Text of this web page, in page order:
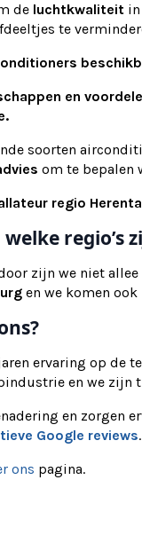
de luchtkwaliteit
te
en
soorten
om te bepalen
regio
regio’s
zijn we niet
en we komen ook
ervaring op de
en we zijn
en zorgen
Google reviews.
ons pagina.